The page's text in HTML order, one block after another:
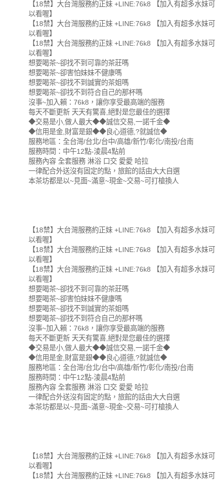
【18禁】大台灣服務約正妹 +LINE:76k8 【加入有超多水妹可
以看喔】
【18禁】大台灣服務約正妹 +LINE:76k8 【加入有超多水妹可
以看喔】
【18禁】大台灣服務約正妹 +LINE:76k8 【加入有超多水妹可
以看喔】
想要喝茶~卻找不到可靠的茶莊嗎
想要喝茶~卻害怕妹妹不健康嗎
想要喝茶~卻找不到誠實的茶姐嗎
想要喝茶~卻找不到符合自己的那杯嗎
沒事~加入賴：76k8，讓你享受最高端的服務
每天不斷更新 天天有驚喜,絕對是您最佳的選擇
◆交易是小,做人最大◆◆誠信交易,一諾千金◆
◆信用是金,財富是銀◆◆良心道德,?就誠信◆
服務地區：全台灣/台北/台中/高雄/新竹/彰化/南投/台南
服務時間：中午12點-淩晨4點前
服務內容 全套服務 淋浴 口交 愛愛 哈拉
一律配合外送沒有固定的點，旅館的話由大大自選
本茶坊都是以~見面~滿意~現金~交易~可打槍換人
【18禁】大台灣服務約正妹 +LINE:76k8 【加入有超多水妹可
以看喔】
【18禁】大台灣服務約正妹 +LINE:76k8 【加入有超多水妹可
以看喔】
【18禁】大台灣服務約正妹 +LINE:76k8 【加入有超多水妹可
以看喔】
想要喝茶~卻找不到可靠的茶莊嗎
想要喝茶~卻害怕妹妹不健康嗎
想要喝茶~卻找不到誠實的茶姐嗎
想要喝茶~卻找不到符合自己的那杯嗎
沒事~加入賴：76k8，讓你享受最高端的服務
每天不斷更新 天天有驚喜,絕對是您最佳的選擇
◆交易是小,做人最大◆◆誠信交易,一諾千金◆
◆信用是金,財富是銀◆◆良心道德,?就誠信◆
服務地區：全台灣/台北/台中/高雄/新竹/彰化/南投/台南
服務時間：中午12點-淩晨4點前
服務內容 全套服務 淋浴 口交 愛愛 哈拉
一律配合外送沒有固定的點，旅館的話由大大自選
本茶坊都是以~見面~滿意~現金~交易~可打槍換人
【18禁】大台灣服務約正妹 +LINE:76k8 【加入有超多水妹可
以看喔】
【18禁】大台灣服務約正妹 +LINE:76k8 【加入有超多水妹可